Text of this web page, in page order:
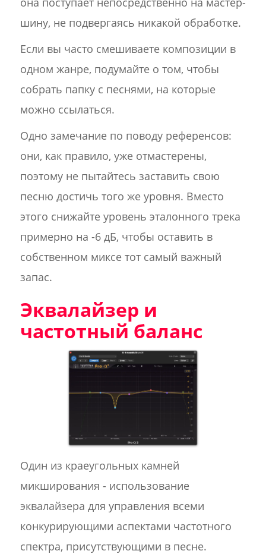
шину, не подвергаясь никакой обработке.
Если вы часто смешиваете композиции в
одном жанре, подумайте о том, чтобы
собрать папку с песнями, на которые
можно ссылаться.
Одно замечание по поводу референсов:
они, как правило, уже отмастерены,
поэтому не пытайтесь заставить свою
песню достичь того же уровня. Вместо
этого снижайте уровень эталонного трека
примерно на -6 дБ, чтобы оставить в
собственном миксе тот самый важный
запас.
Эквалайзер и
частотный баланс
Один из краеугольных камней
микширования - использование
эквалайзера для управления всеми
конкурирующими аспектами частотного
спектра, присутствующими в песне.